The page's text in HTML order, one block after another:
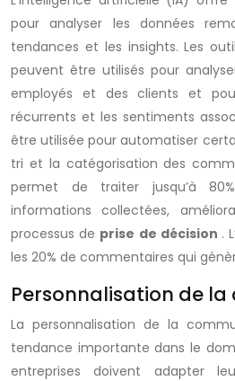
pour analyser les données
tendances et les insights. Les
peuvent être utilisés pour
employés et des clients et
récurrents et les sentiments
être utilisée pour automatiser
tri et la catégorisation des
permet de traiter jusqu’à
informations collectées,
processus de prise de décision .
les 20% de commentaires qui
Personnalisation de
La personnalisation de la
tendance importante dans le
entreprises doivent adapter